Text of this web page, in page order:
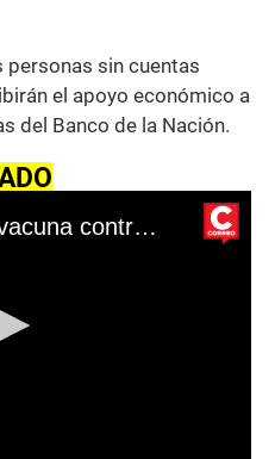
personas sin cuentas
el apoyo económico a
del Banco de la Nación.
Tercera dosis de la vacuna contra la COVID-19: así será el protocolo de vacunación para mayores de 60 años